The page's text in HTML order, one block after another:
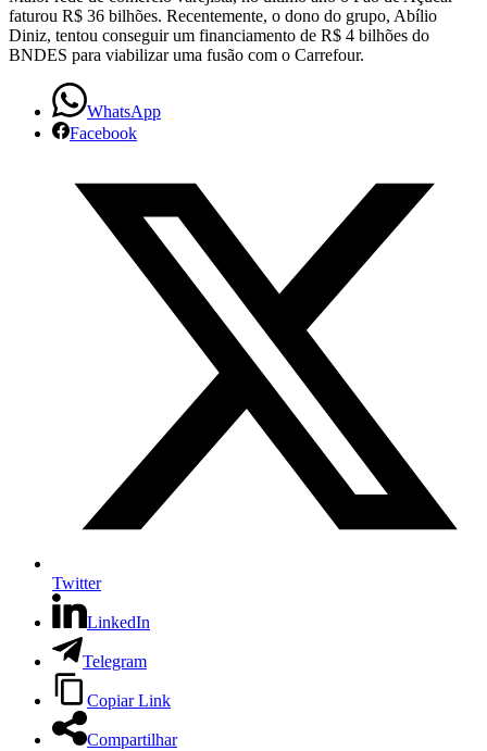
faturou R$ 36 bilhões. Recentemente, o dono do grupo, Abílio
Diniz, tentou conseguir um financiamento de R$ 4 bilhões do
BNDES para viabilizar uma fusão com o Carrefour.
WhatsApp
Facebook
Twitter
LinkedIn
Telegram
Copiar Link
Compartilhar